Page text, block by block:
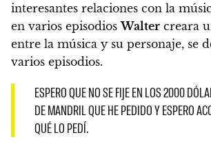
interesantes relaciones con la
en varios episodiosWalter creara
entre la música y su personaje, se
varios episodios.
ESPERO QUE NO SE FIJE EN LOS 2000
DE MANDRIL QUE HE PEDIDO Y ESPERO
QUÉ LO PEDÍ.